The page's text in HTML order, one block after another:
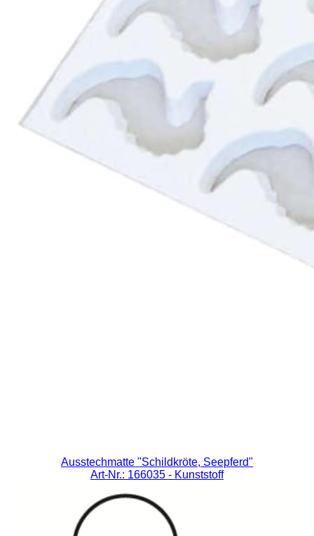
Ausstechmatte "Schildkröte, Seepferd"
Art-Nr.: 166035 - Kunststoff